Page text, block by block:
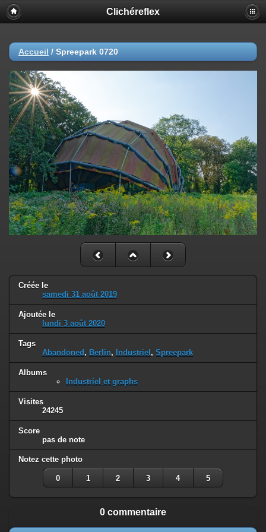
Clichéreflex
Accueil / Spreepark 0720
Créée le
samedi 31 août 2019
Ajoutée le
lundi 3 août 2020
Tags
Abandoned , Berlin, Industriel , Spreepark
Albums
Industriel et graphs
Visites
24245
Score
pas de note
Notez cette photo
0 1 2 3 4 5
0 commentaire